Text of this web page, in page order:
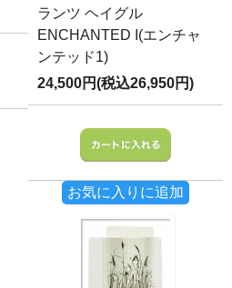
ランツ ヘイグル
ENCHANTED I(エンチャ
ンテッド1)
24,500円(税込26,950円)
お気に入りに追加